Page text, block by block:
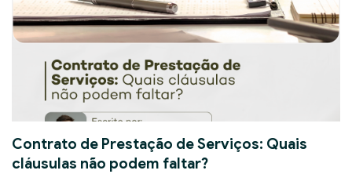
Contrato de Prestação de Serviços: Quais
cláusulas não podem faltar?